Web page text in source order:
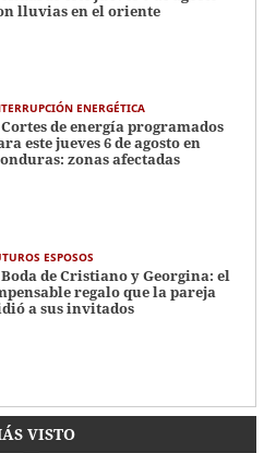
lluvias en el oriente
ENERGÉTICA
Cortes de energía programados
este jueves 6 de agosto en
zonas afectadas
ESPOSOS
Boda de Cristiano y Georgina: el
regalo que la pareja
a sus invitados
VISTO